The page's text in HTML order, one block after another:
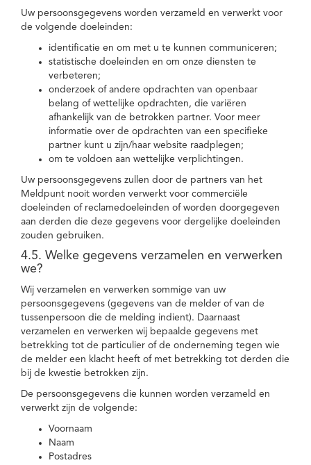
Uw persoonsgegevens worden verzameld en verwerkt voor
de volgende doeleinden:
identificatie en om met u te kunnen communiceren;
statistische doeleinden en om onze diensten te
verbeteren;
onderzoek of andere opdrachten van openbaar
belang of wettelijke opdrachten, die variëren
afhankelijk van de betrokken partner. Voor meer
informatie over de opdrachten van een specifieke
partner kunt u zijn/haar website raadplegen;
om te voldoen aan wettelijke verplichtingen.
Uw persoonsgegevens zullen door de partners van het
Meldpunt nooit worden verwerkt voor commerciële
doeleinden of reclamedoeleinden of worden doorgegeven
aan derden die deze gegevens voor dergelijke doeleinden
zouden gebruiken.
4.5. Welke gegevens verzamelen en verwerken
we?
Wij verzamelen en verwerken sommige van uw
persoonsgegevens (gegevens van de melder of van de
tussenpersoon die de melding indient). Daarnaast
verzamelen en verwerken wij bepaalde gegevens met
betrekking tot de particulier of de onderneming tegen wie
de melder een klacht heeft of met betrekking tot derden die
bij de kwestie betrokken zijn.
De persoonsgegevens die kunnen worden verzameld en
verwerkt zijn de volgende:
Voornaam
Naam
Postadres